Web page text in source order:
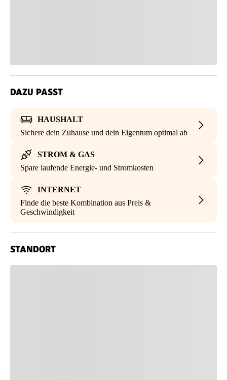
DAZU PASST
HAUSHALT
Sichere dein Zuhause und dein Eigentum optimal ab
STROM & GAS
Spare laufende Energie- und Stromkosten
INTERNET
Finde die beste Kombination aus Preis &
Geschwindigkeit
STANDORT